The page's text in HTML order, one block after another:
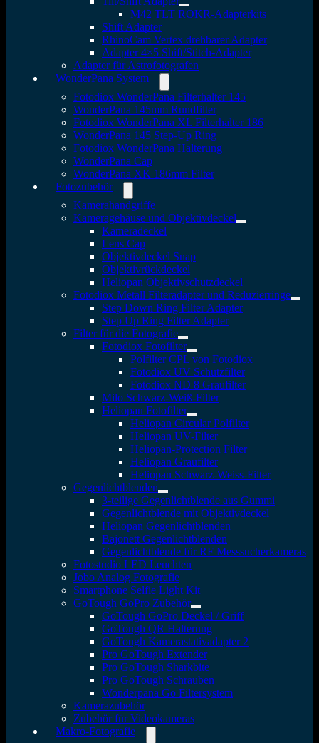
M42 TLT ROKR-Adapterkits
Shift Adapter
RhinoCam Vertex drehbarer Adapter
Adapter 4×5 Shift/Stitch-Adapter
Adapter für Astrofotografen
WonderPana System
Fotodiox WonderPana Filterhalter 145
WonderPana 145mm Rundfilter
Fotodiox WonderPana XL Filterhalter 186
WonderPana 145 Step-Up Ring
Fotodiox WonderPana Halterung
WonderPana Cap
WonderPana XK 186mm Filter
Fotozubehör
Kamerahandgriffe
Kameragehäuse und Objektivdeckel
Kameradeckel
Lens Cap
Objektivdeckel Snap
Objektivrückdeckel
Heliopan Objektivschutzdeckel
Fotodiox Metall Filteradapter und Reduzierringe
Step Down Ring Filter Adapter
Step Up Ring Filter Adapter
Filter für die Fotografie
Fotodiox Fotofilter
Polfilter CPL von Fotodiox
Fotodiox UV Schutzfilter
Fotodiox ND 8 Graufilter
Milo Schwarz-Weiß-Filter
Heliopan Fotofilter
Heliopan Circular Polfilter
Heliopan UV-Filter
Heliopan-Protection Filter
Heliopan Graufilter
Heliopan Schwarz-Weiss-Filter
Gegenlichtblenden
3-teilige Gegenlichtblende aus Gummi
Gegenlichtblende mit Objektivdeckel
Heliopan Gegenlichtblenden
Bajonett Gegenlichtblenden
Gegenlichtblende für RF Messsucherkameras
Fotostudio LED Leuchten
Jobo Analog Fotografie
Smartphone Selfie Light Kit
GoTough GoPro Zubehör
GoTough GoPro Deckel / Griff
GoTough QR Halterung
GoTough Kamerastativadapter 2
Pro GoTough Extender
Pro GoTough Sharkbite
Pro GoTough Schrauben
Wonderpana Go Filtersystem
Kamerazubehör
Zubehör für Videokameras
Makro-Fotografie